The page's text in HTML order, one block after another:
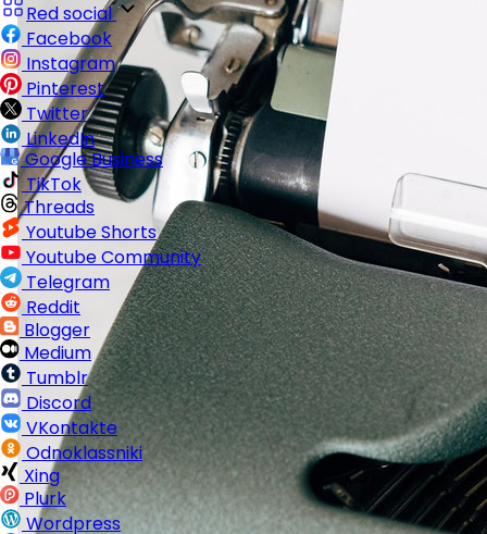
Red social
Facebook
Instagram
Pinterest
Twitter
LinkedIn
Google Business
TikTok
Threads
Youtube Shorts
Youtube Community
Telegram
Reddit
Blogger
Medium
Tumblr
Discord
VKontakte
Odnoklassniki
Xing
Plurk
Wordpress